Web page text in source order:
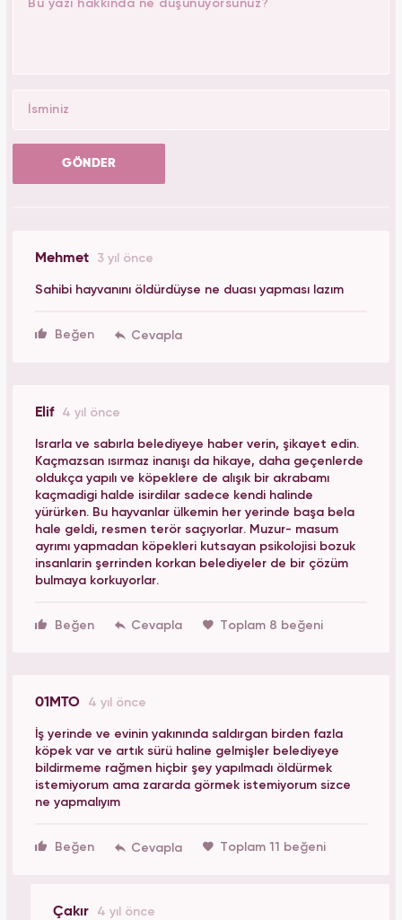
GÖNDER
Mehmet 3 yıl önce
Sahibi hayvanını öldürdüyse ne duası yapması lazım
Beğen
Elif 4 yıl önce
Israrla ve sabırla belediyeye haber verin, şikayet edin.
Kaçmazsan ısırmaz inanışı da hikaye, daha geçenlerde
oldukça yapılı ve köpeklere de alışık bir akrabamı
kaçmadigi halde isirdilar sadece kendi halinde
yürürken. Bu hayvanlar ülkemin her yerinde başa bela
hale geldi, resmen terör saçıyorlar. Muzur- masum
ayrımı yapmadan köpekleri kutsayan psikolojisi bozuk
insanlarin şerrinden korkan belediyeler de bir çözüm
bulmaya korkuyorlar.
Beğen Toplam 8 beğeni
01MTO 4 yıl önce
İş yerinde ve evinin yakınında saldırgan birden fazla
köpek var ve artık sürü haline gelmişler belediyeye
bildirmeme rağmen hiçbir şey yapılmadı öldürmek
istemiyorum ama zararda görmek istemiyorum sizce
ne yapmalıyım
Beğen Toplam 11 beğeni
Çakır 4 yıl önce